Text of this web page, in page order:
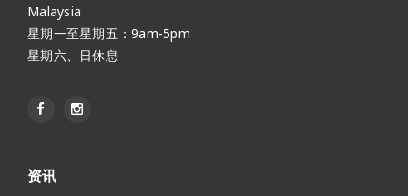
Malaysia
星期一至星期五：9am-5pm
星期六、日休息
资讯